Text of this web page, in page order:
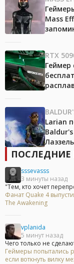
Mass
RTX
Larian
sssevasss
3 минуты назад
"Тем, кто хочет
Фанат Quake 4
The Awakening
vplanida
5 минут назад
Чего только не
Геймеры попытались
если воткнуть вилку